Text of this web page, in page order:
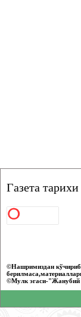
Газета тарихи
©Нашримиздан кўчириб
©Мулк эгаси-"Жанубий